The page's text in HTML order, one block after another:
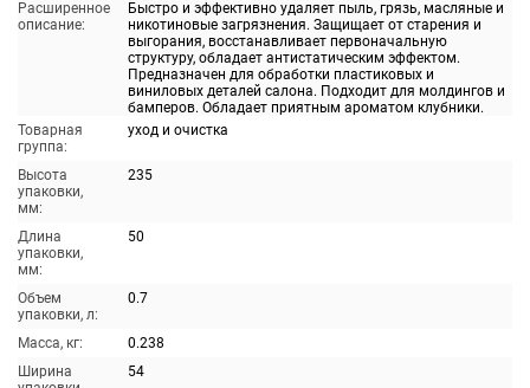
Расширенное
описание:
Быстро и эффективно удаляет пыль, грязь, масляные и
никотиновые загрязнения. Защищает от старения и
выгорания, восстанавливает первоначальную
структуру, обладает антистатическим эффектом.
Предназначен для обработки пластиковых и
виниловых деталей салона. Подходит для молдингов и
бамперов. Обладает приятным ароматом клубники.
Товарная
группа:
уход и очистка
Высота
упаковки,
мм:
235
Длина
упаковки,
мм:
50
Объем
упаковки, л:
0.7
Масса, кг:
0.238
Ширина
54